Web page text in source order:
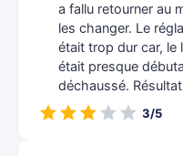
a fallu retourner au
les changer. Le
était trop dur car, le
était presque
déchaussé.
3/5